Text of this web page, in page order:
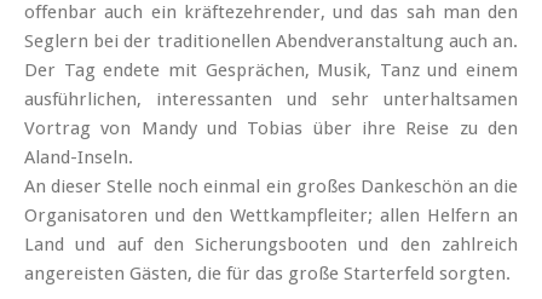
offenbar auch ein kräfte­zehrender, und das sah man den
Seglern bei der traditionellen Abend­ver­an­stal­tung auch an.
Der Tag endete mit Gesprächen, Musik, Tanz und einem
aus­führ­lichen, interes­santen und sehr unter­halt­samen
Vortrag von Mandy und Tobias über ihre Reise zu den
Aland-Inseln.
An dieser Stelle noch einmal ein großes Danke­schön an die
Organi­satoren und den Wett­kampf­leiter; allen Helfern an
Land und auf den Sicherungs­booten und den zahlreich
angereisten Gästen, die für das große Starter­feld sorgten.